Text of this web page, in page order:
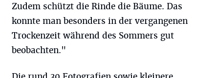
Zudem schützt die Rinde die Bäume. Das
konnte man besonders in der vergangenen
Trockenzeit während des Sommers gut
beobachten."